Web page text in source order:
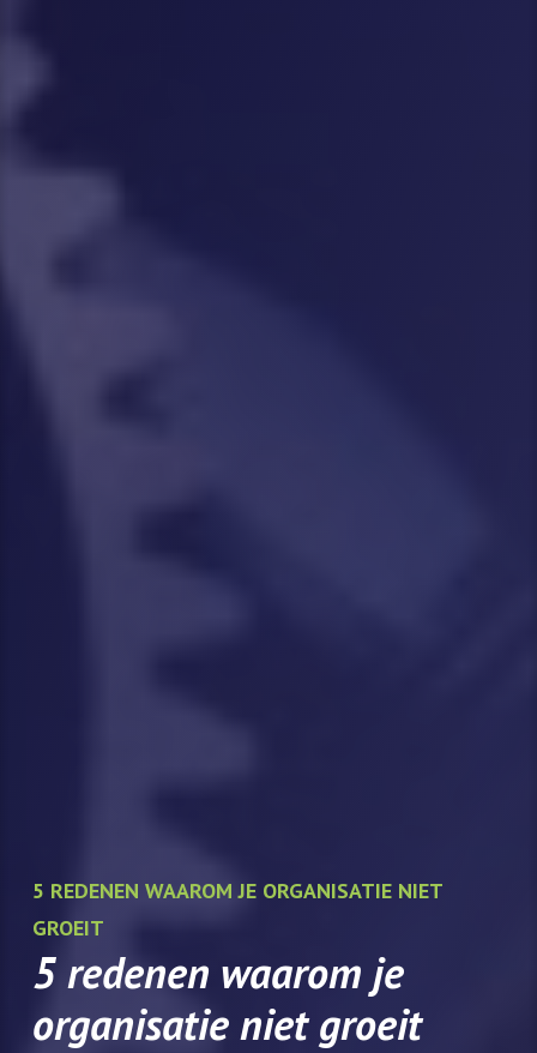
5 REDENEN WAAROM JE ORGANISATIE NIET
GROEIT
5 redenen waarom je
organisatie niet groeit